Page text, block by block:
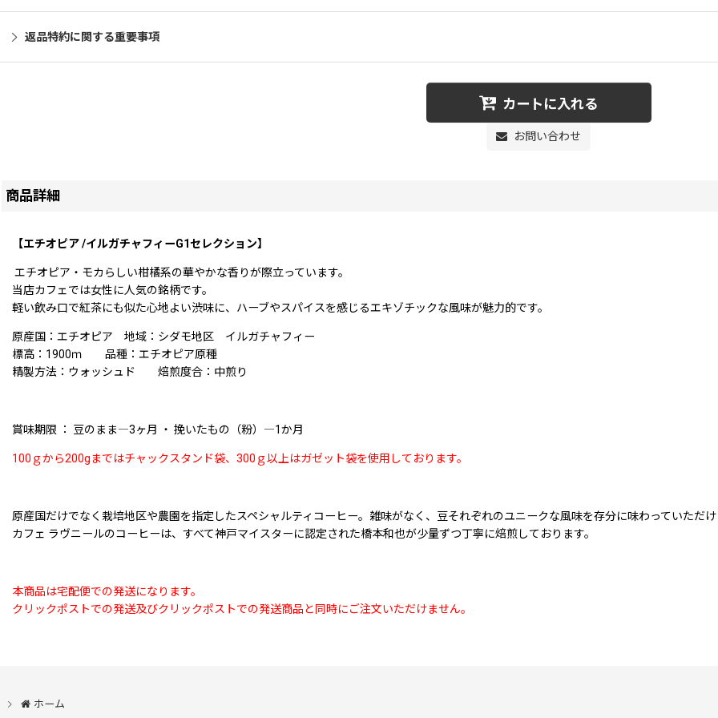
返品特約に関する重要事項
カートに入れる
お問い合わせ
商品詳細
【エチオピア /イルガチャフィーG1セレクション】
エチオピア・モカらしい柑橘系の華やかな香りが際立っています。
当店カフェでは女性に人気の銘柄です。
軽い飲み口で紅茶にも似た心地よい渋味に、 ハーブやスパイスを感じるエキゾチックな風味が魅力的です。
原産国：エチオピア 地域：シダモ地区 イルガチャフィー
標高：1900ｍ 品種：エチオピア原種
精製方法：ウォッシュド 焙煎度合：中煎り
賞味期限 ： 豆のまま―3ヶ月 ・ 挽いたもの（粉）―1か月
100ｇから200gまではチャックスタンド袋、300ｇ以上はガゼット袋を使用しております。
原産国だけでなく栽培地区や農園を指定したスペシャルティコーヒー。雑味がなく、豆それぞれのユニークな風味を存分に味わっていただ
カフェ ラヴニールのコーヒーは、すべて神戸マイスターに認定された橋本和也が少量ずつ丁寧に焙煎しております。
本商品は宅配便での発送になります。
クリックポストでの発送及びクリックポストでの発送商品と同時にご注文いただけません。
ホーム